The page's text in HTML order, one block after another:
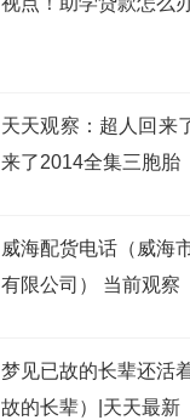
天天观察：超人回来
来了2014全集三胞胎
威海配货电话（威海
有限公司） 当前观察
梦见已故的长辈还活
故的长辈）|天天最新